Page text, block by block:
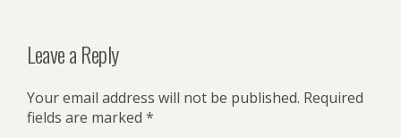
Leave a Reply
Your email address will not be published. Required
fields are marked *